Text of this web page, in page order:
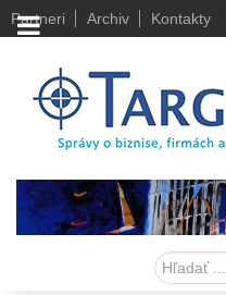
Partneri Archiv Kontakty
Hľadať